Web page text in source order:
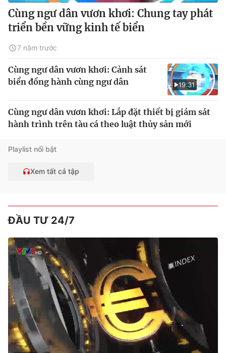
Cùng ngư dân vươn khơi: Chung tay phát
triển bền vững kinh tế biển
7 năm trước
19:31
Cùng ngư dân vươn khơi: Cảnh sát
biển đồng hành cùng ngư dân
Cùng ngư dân vươn khơi: Lắp đặt thiết bị giám sát
hành trình trên tàu cá theo luật thủy sản mới
Playlist nổi bật
Xem tất cả tập
ĐẦU TƯ 24/7